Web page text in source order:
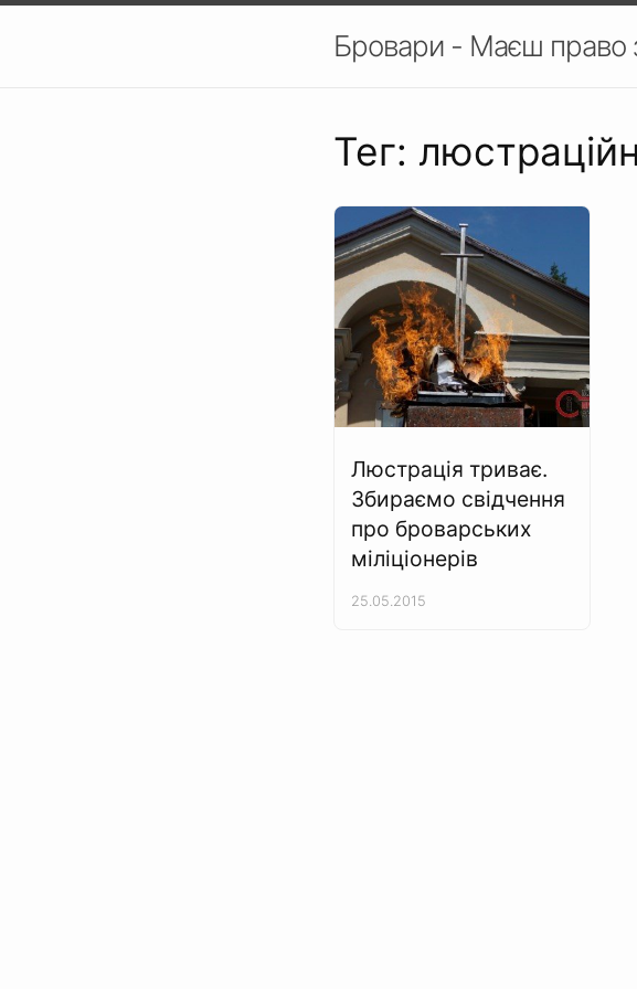
Бровари - Маєш право
Тег:
Люстрація триває.
Збираємо свідчення
про броварських
міліціонерів
25.05.2015